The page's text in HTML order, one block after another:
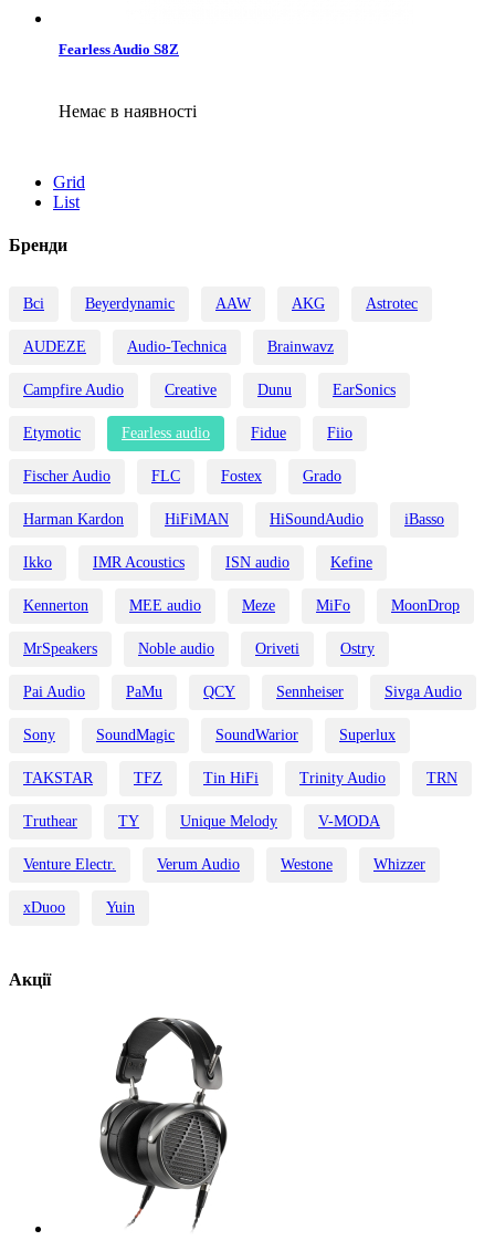
Fearless Audio S8Z
Немає в наявності
Grid
List
Бренди
Всі Beyerdynamic AAW AKG Astrotec
AUDEZE Audio-Technica Brainwavz
Campfire Audio Creative Dunu EarSonics
Etymotic Fearless audio Fidue Fiio
Fischer Audio FLC Fostex Grado
Harman Kardon HiFiMAN HiSoundAudio iBasso
Ikko IMR Acoustics ISN audio Kefine
Kennerton MEE audio Meze MiFo MoonDrop
MrSpeakers Noble audio Oriveti Ostry
Pai Audio PaMu QCY Sennheiser Sivga Audio
Sony SoundMagic SoundWarior Superlux
TAKSTAR TFZ Tin HiFi Trinity Audio TRN
Truthear TY Unique Melody V-MODA
Venture Electr. Verum Audio Westone Whizzer
xDuoo Yuin
Акції